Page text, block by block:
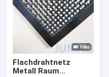
Flachdrahtnetz
Metall Raum